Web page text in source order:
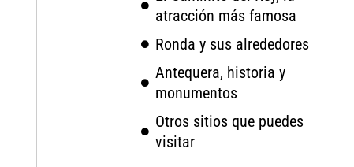
atracción más famosa
Ronda y sus alrededores
Antequera, historia y
monumentos
Otros sitios que puedes
visitar